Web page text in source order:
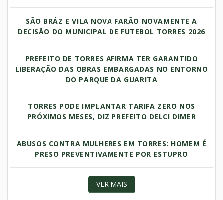
SÃO BRÁZ E VILA NOVA FARÃO NOVAMENTE A
DECISÃO DO MUNICIPAL DE FUTEBOL TORRES 2026
PREFEITO DE TORRES AFIRMA TER GARANTIDO
LIBERAÇÃO DAS OBRAS EMBARGADAS NO ENTORNO
DO PARQUE DA GUARITA
TORRES PODE IMPLANTAR TARIFA ZERO NOS
PRÓXIMOS MESES, DIZ PREFEITO DELCI DIMER
ABUSOS CONTRA MULHERES EM TORRES: HOMEM É
PRESO PREVENTIVAMENTE POR ESTUPRO
VER MAIS